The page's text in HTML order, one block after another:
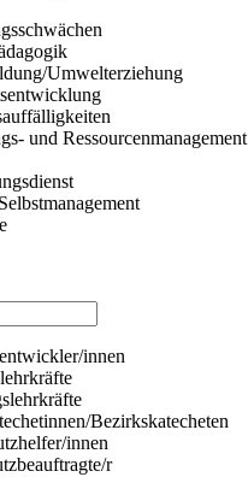
Umwelterziehung
und Ressourcenmanagement
innen
Bezirkskatecheten
innen
r